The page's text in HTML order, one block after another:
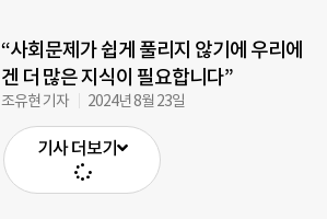
“사회문제가 쉽게 풀리지 않기에 우리에
겐 더 많은 지식이 필요합니다”
조유현 기자 2024년 8월 23일
기사 더보기